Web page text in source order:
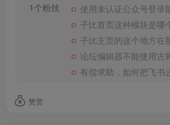
1个粉丝
使用未认证公众号登录能
子比首页这种模块是哪
子比主页的这个地方在
论坛编辑器不能使用古
有偿求助，如何把飞书云文
赞赏